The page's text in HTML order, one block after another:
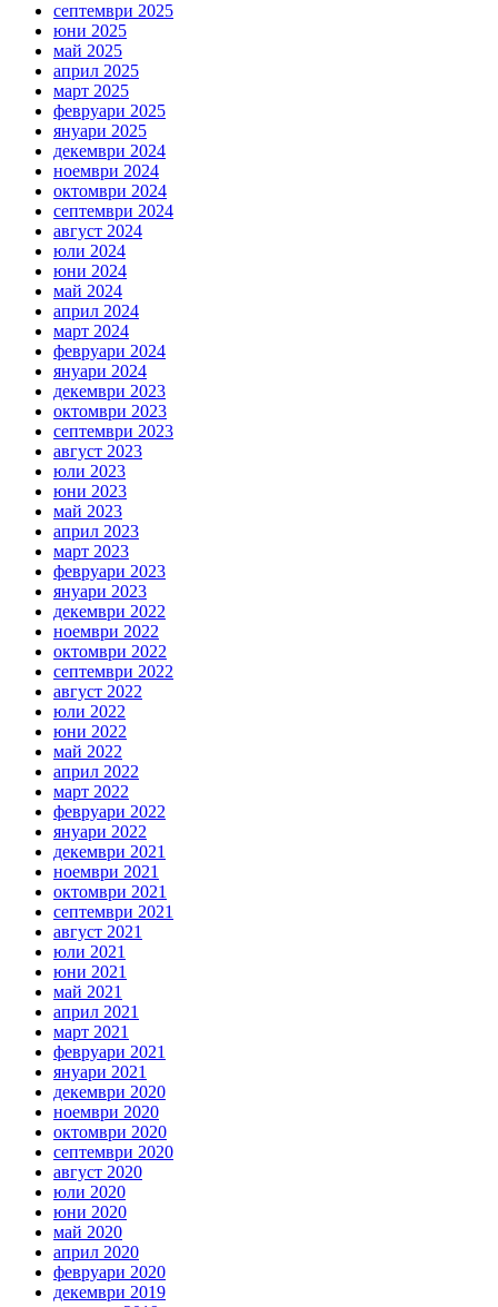
септември 2025
юни 2025
май 2025
април 2025
март 2025
февруари 2025
януари 2025
декември 2024
ноември 2024
октомври 2024
септември 2024
август 2024
юли 2024
юни 2024
май 2024
април 2024
март 2024
февруари 2024
януари 2024
декември 2023
октомври 2023
септември 2023
август 2023
юли 2023
юни 2023
май 2023
април 2023
март 2023
февруари 2023
януари 2023
декември 2022
ноември 2022
октомври 2022
септември 2022
август 2022
юли 2022
юни 2022
май 2022
април 2022
март 2022
февруари 2022
януари 2022
декември 2021
ноември 2021
октомври 2021
септември 2021
август 2021
юли 2021
юни 2021
май 2021
април 2021
март 2021
февруари 2021
януари 2021
декември 2020
ноември 2020
октомври 2020
септември 2020
август 2020
юли 2020
юни 2020
май 2020
април 2020
февруари 2020
декември 2019